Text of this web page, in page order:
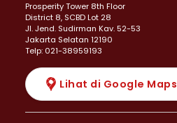
Prosperity Tower 8th Floor
District 8, SCBD Lot 28
JI. Jend. Sudirman Kav. 52-53
Jakarta Selatan 12190
Telp: 021-38959193
Lihat di Google Maps